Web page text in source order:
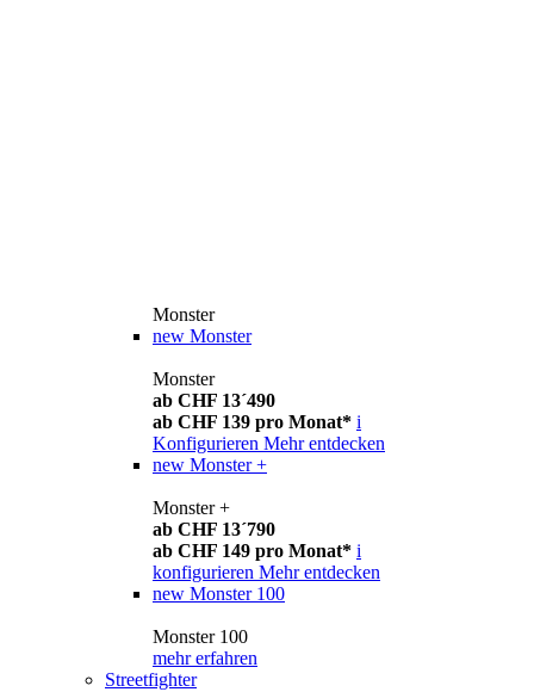
Monster
new Monster
Monster
ab CHF 13´490
ab CHF 139 pro Monat* i
Konfigurieren Mehr entdecken
new Monster +
Monster +
ab CHF 13´790
ab CHF 149 pro Monat* i
konfigurieren Mehr entdecken
new Monster 100
Monster 100
mehr erfahren
Streetfighter